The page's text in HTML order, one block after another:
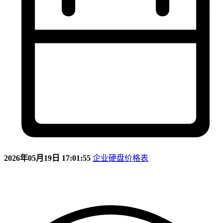
2026年05月19日 17:01:55 企业硬盘价格表